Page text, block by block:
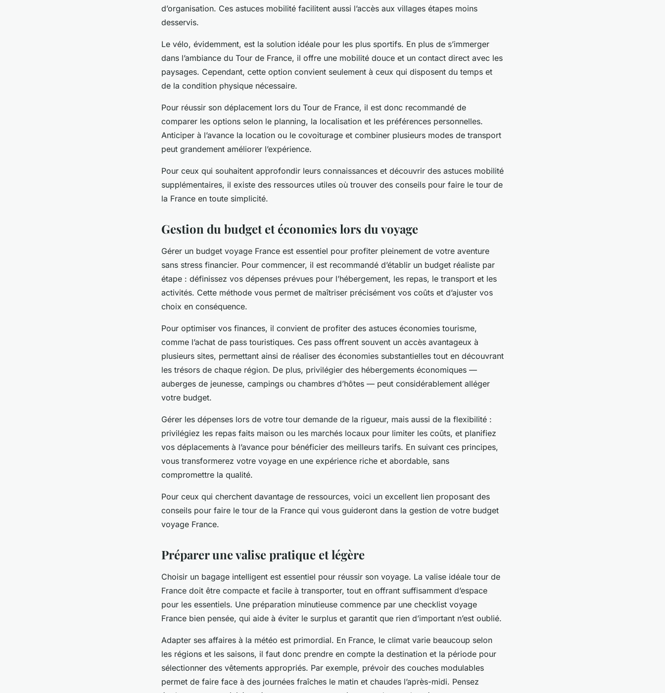
d’organisation. Ces astuces mobilité facilitent aussi l’accès aux villages étapes moins
desservis.
Le vélo, évidemment, est la solution idéale pour les plus sportifs. En plus de s’immerger
dans l’ambiance du Tour de France, il offre une mobilité douce et un contact direct avec les
paysages. Cependant, cette option convient seulement à ceux qui disposent du temps et
de la condition physique nécessaire.
Pour réussir son déplacement lors du Tour de France, il est donc recommandé de
comparer les options selon le planning, la localisation et les préférences personnelles.
Anticiper à l’avance la location ou le covoiturage et combiner plusieurs modes de transport
peut grandement améliorer l’expérience.
Pour ceux qui souhaitent approfondir leurs connaissances et découvrir des astuces mobilité
supplémentaires, il existe des ressources utiles où trouver des conseils pour faire le tour de
la France en toute simplicité.
Gestion du budget et économies lors du voyage
Gérer un budget voyage France est essentiel pour profiter pleinement de votre aventure
sans stress financier. Pour commencer, il est recommandé d’établir un budget réaliste par
étape : définissez vos dépenses prévues pour l’hébergement, les repas, le transport et les
activités. Cette méthode vous permet de maîtriser précisément vos coûts et d’ajuster vos
choix en conséquence.
Pour optimiser vos finances, il convient de profiter des astuces économies tourisme,
comme l’achat de pass touristiques. Ces pass offrent souvent un accès avantageux à
plusieurs sites, permettant ainsi de réaliser des économies substantielles tout en découvrant
les trésors de chaque région. De plus, privilégier des hébergements économiques —
auberges de jeunesse, campings ou chambres d’hôtes — peut considérablement alléger
votre budget.
Gérer les dépenses lors de votre tour demande de la rigueur, mais aussi de la flexibilité :
privilégiez les repas faits maison ou les marchés locaux pour limiter les coûts, et planifiez
vos déplacements à l’avance pour bénéficier des meilleurs tarifs. En suivant ces principes,
vous transformerez votre voyage en une expérience riche et abordable, sans
compromettre la qualité.
Pour ceux qui cherchent davantage de ressources, voici un excellent lien proposant des
conseils pour faire le tour de la France qui vous guideront dans la gestion de votre budget
voyage France.
Préparer une valise pratique et légère
Choisir un bagage intelligent est essentiel pour réussir son voyage. La valise idéale tour de
France doit être compacte et facile à transporter, tout en offrant suffisamment d’espace
pour les essentiels. Une préparation minutieuse commence par une checklist voyage
France bien pensée, qui aide à éviter le surplus et garantit que rien d’important n’est oublié.
Adapter ses affaires à la météo est primordial. En France, le climat varie beaucoup selon
les régions et les saisons, il faut donc prendre en compte la destination et la période pour
sélectionner des vêtements appropriés. Par exemple, prévoir des couches modulables
permet de faire face à des journées fraîches le matin et chaudes l’après-midi. Pensez